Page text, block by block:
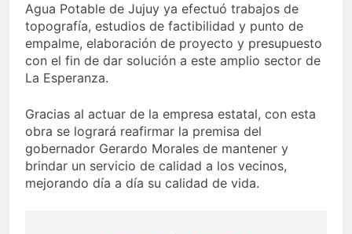
Agua Potable de Jujuy ya efectuó trabajos de
topografía, estudios de factibilidad y punto de
empalme, elaboración de proyecto y presupuesto
con el fin de dar solución a este amplio sector de
La Esperanza.
Gracias al actuar de la empresa estatal, con esta
obra se logrará reafirmar la premisa del
gobernador Gerardo Morales de mantener y
brindar un servicio de calidad a los vecinos,
mejorando día a día su calidad de vida.